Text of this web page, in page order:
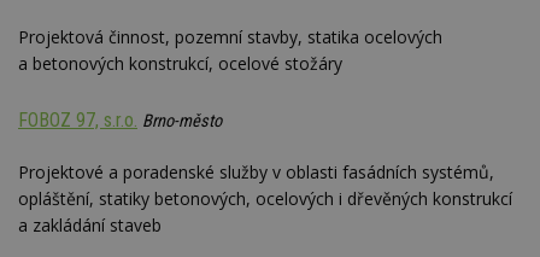
Projektová činnost, pozemní stavby, statika ocelových
a betonových konstrukcí, ocelové stožáry
FOBOZ 97, s.r.o. Brno-město
Projektové a poradenské služby v oblasti fasádních systémů,
opláštění, statiky betonových, ocelových i dřevěných konstrukcí
a zakládání staveb